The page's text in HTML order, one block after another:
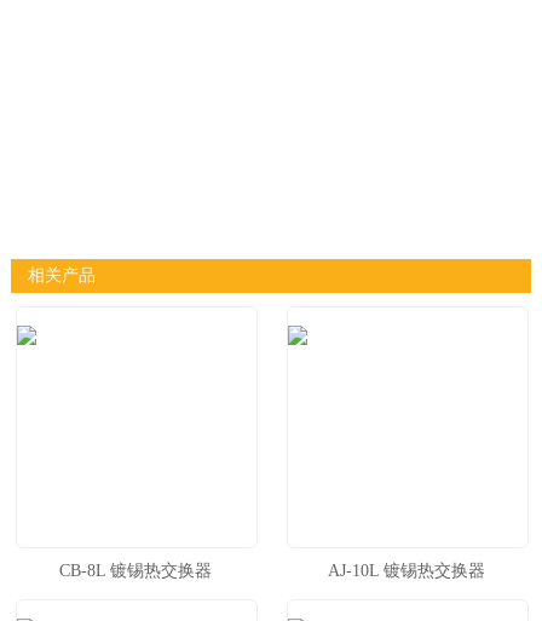
相关产品
CB-8L 镀锡热交换器 AJ-10L 镀锡热交换器